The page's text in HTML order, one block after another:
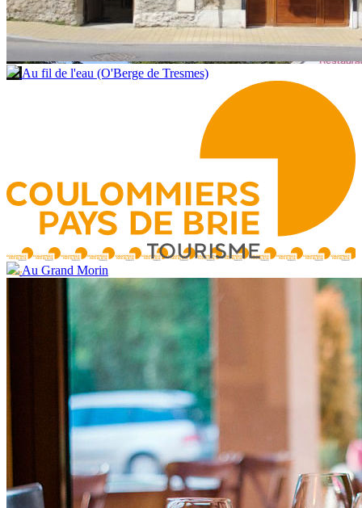
Au fil de l'eau (O'Berge de Tresmes)
Au Grand Morin